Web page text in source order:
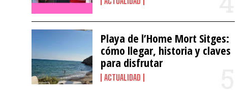
Playa de l’Home Mort Sitges:
cómo llegar, historia y claves
para disfrutar
ACTUALIDAD